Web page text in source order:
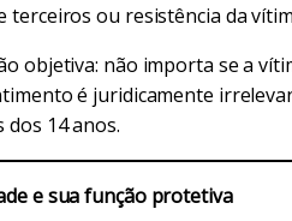
ou resistência da
objetiva: não importa se a
é juridicamente
dos 14 anos.
e sua função protetiva